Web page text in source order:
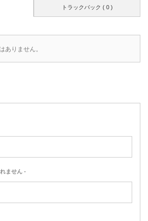
トラックバック ( 0 )
ありません。
ません -